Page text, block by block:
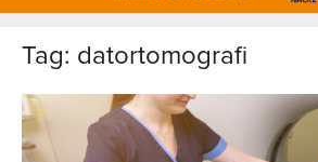
Tag: datortomografi